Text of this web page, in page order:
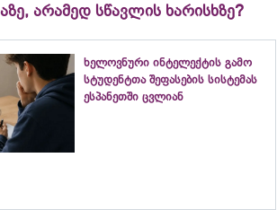
არამედ სწავლის ხარისხზე?
ხელოვნური ინტელექტის გამო
სტუდენტთა შეფასების სისტემას
ესპანეთში ცვლიან